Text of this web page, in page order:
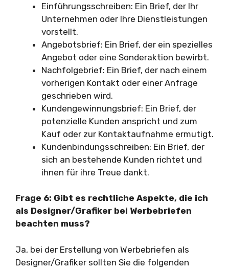
Einführungsschreiben: Ein Brief, der Ihr
Unternehmen oder Ihre Dienstleistungen
vorstellt.
Angebotsbrief: Ein Brief, der ein spezielles
Angebot oder eine Sonderaktion bewirbt.
Nachfolgebrief: Ein Brief, der nach einem
vorherigen Kontakt oder einer Anfrage
geschrieben wird.
Kundengewinnungsbrief: Ein Brief, der
potenzielle Kunden anspricht und zum
Kauf oder zur Kontaktaufnahme ermutigt.
Kundenbindungsschreiben: Ein Brief, der
sich an bestehende Kunden richtet und
ihnen für ihre Treue dankt.
Frage 6: Gibt es rechtliche Aspekte, die ich
als Designer/Grafiker bei Werbebriefen
beachten muss?
Ja, bei der Erstellung von Werbebriefen als
Designer/Grafiker sollten Sie die folgenden